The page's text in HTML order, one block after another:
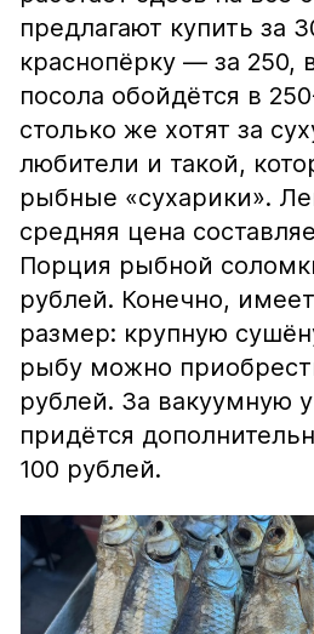
предлагают купить за
краснопёрку — за 250,
посола обойдётся в
столько же хотят за
любители и такой,
рыбные «сухарики».
средняя цена
Порция рыбной
рублей. Конечно,
размер: крупную
рыбу можно
рублей. За вакуумную
придётся
100 рублей.